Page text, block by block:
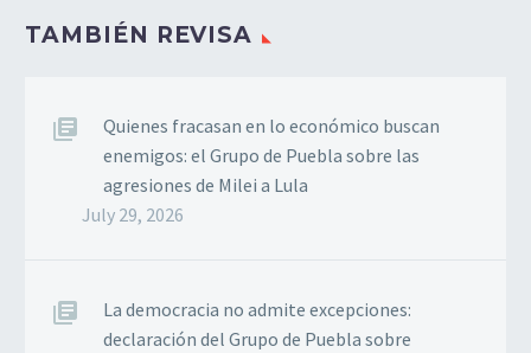
TAMBIÉN REVISA
Quienes fracasan en lo económico buscan
enemigos: el Grupo de Puebla sobre las
agresiones de Milei a Lula
July 29, 2026
La democracia no admite excepciones:
declaración del Grupo de Puebla sobre